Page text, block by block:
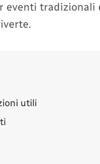
eventi tradizionali
utili